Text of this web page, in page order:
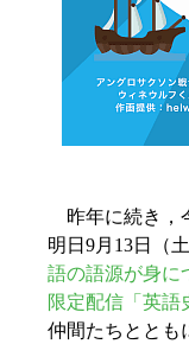
昨年に続き，
明日9月13日（
語の語源が身に
限定配信「英語
仲間たちととも